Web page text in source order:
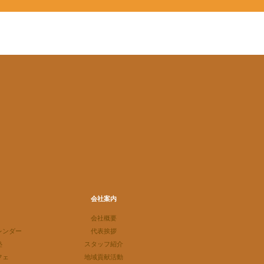
ンダー
ェ
会社案内
会社概要
代表挨拶
スタッフ紹介
地域貢献活動